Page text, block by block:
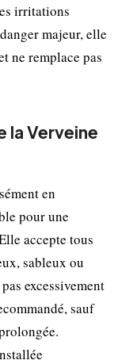
irritations
majeur, elle
ne remplace pas
la Verveine
en
pour une
accepte tous
sableux ou
excessivement
sauf